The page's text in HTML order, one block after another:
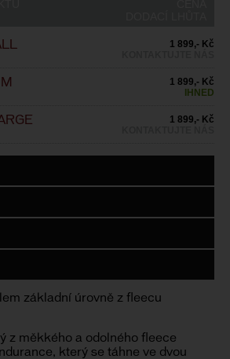
1 899,- Kč
1 899,- Kč
IHNED
1 899,- Kč
základní úrovně z fleecu
z měkkého a odolného fleece
který se táhne ve dvou